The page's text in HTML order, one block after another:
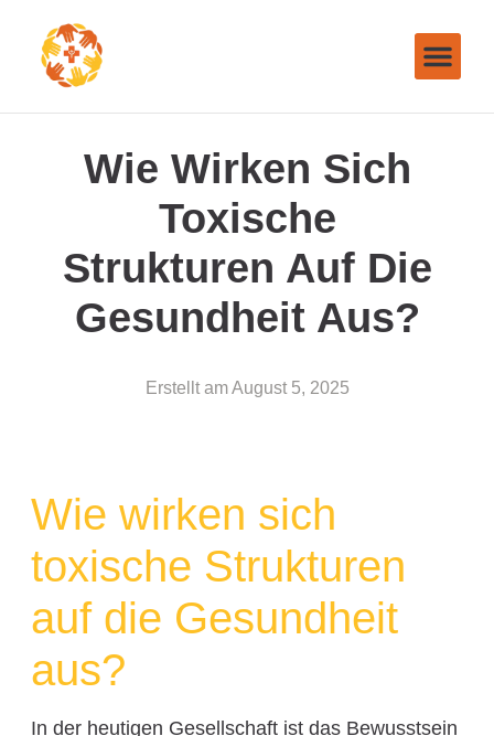
Wie Wirken Sich
Toxische
Strukturen Auf Die
Gesundheit Aus?
Erstellt am August 5, 2025
Wie wirken sich
toxische Strukturen
auf die Gesundheit
aus?
In der heutigen Gesellschaft ist das Bewusstsein